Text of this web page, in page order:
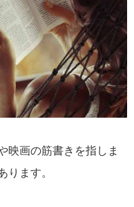
映画の筋書きを指しま
ります。